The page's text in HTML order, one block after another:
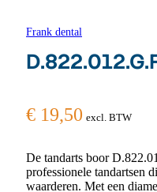
Frank dental
€ 19,50 excl. BTW
De tandarts boor
professionele tandartsen
waarderen. Met een